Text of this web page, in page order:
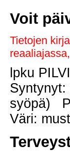
Voit
Tietojen
lpku
syöpä)
Väri: